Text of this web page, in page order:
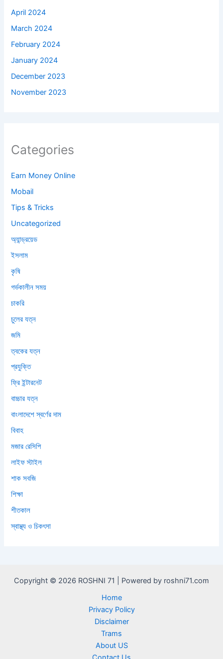
April 2024
March 2024
February 2024
January 2024
December 2023
November 2023
Categories
Earn Money Online
Mobail
Tips & Tricks
Uncategorized
অ্যান্ড্রয়েড
ইসলাম
কৃষি
গর্ভকালীন সময়
চাকরি
চুলের যত্ন
জমি
ত্বকের যত্ন
প্রযুক্তি
ফ্রি ইন্টারনেট
বাচ্চার যত্ন
বাংলাদেশে স্বর্ণের দাম
বিবাহ
মজার রেসিপি
লাইফ স্টাইল
শাক সবজি
শিক্ষা
শীতকাল
স্বাস্থ্য ও চিকৎসা
Copyright © 2026 ROSHNI 71 | Powered by roshni71.com
Home
Privacy Policy
Disclaimer
Trams
About US